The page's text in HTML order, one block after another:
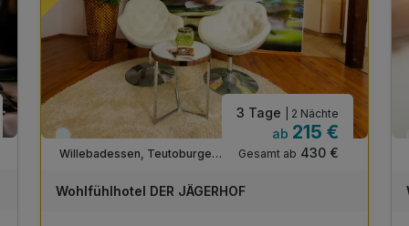
Immer verfügbar
Willebadessen, Teutoburger Wald / Ostwestfalen
3 Tage | 2 Nächte
ab 215 €
Gesamt ab 430 €
Wohlfühlhotel DER JÄGERHOF